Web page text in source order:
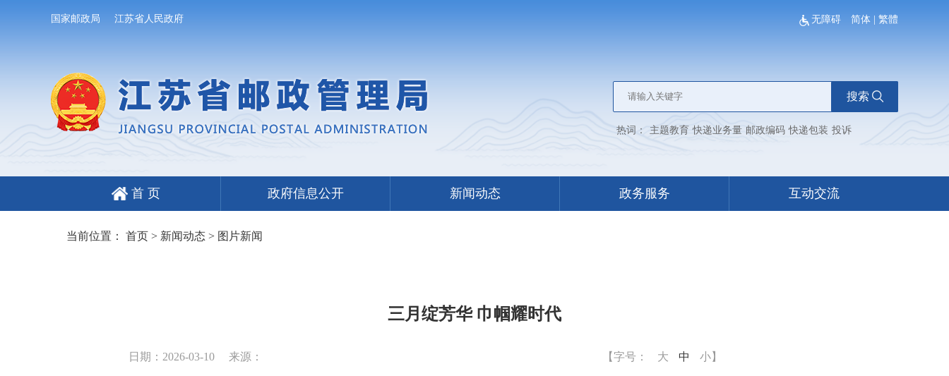
国家邮政局 江苏省人民政府 无障碍 简体 繁體
搜索
热词： 主题教育 快递业务量 邮政编码 快递包装 投诉
首 页 政府信息公开 新闻动态 政务服务 互动交流
当前位置： 首页> 新闻动态> 图片新闻
三月绽芳华 巾帼耀时代
日期：2026-03-10 来源： 【字号： 大 中 小】